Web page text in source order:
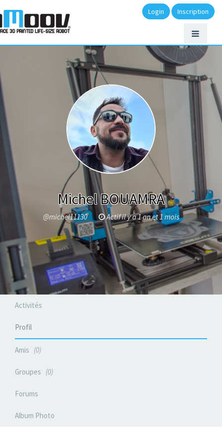
Login Inscription
Michel BOUAMRA
@michel11130 Actif il y a 1 an et 1 mois
Activités
Profil
Amis 0
Groupes 0
Forums
Album Photo